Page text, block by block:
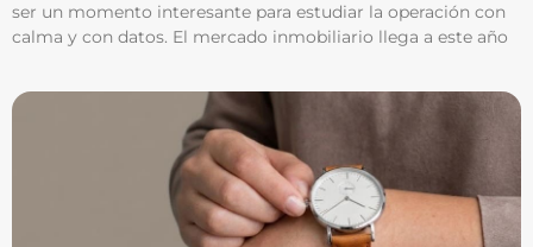
ser un momento interesante para estudiar la operación con
calma y con datos. El mercado inmobiliario llega a este año